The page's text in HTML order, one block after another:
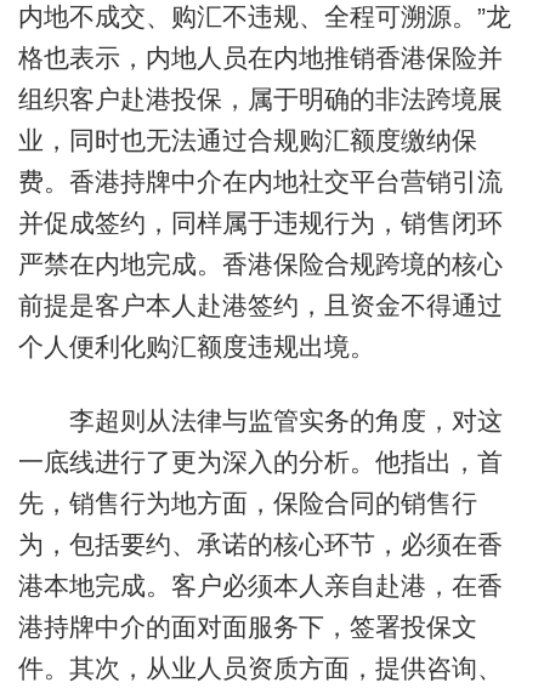
内地不成交、购汇不违规、全程可溯源。”龙
格也表示，内地人员在内地推销香港保险并
组织客户赴港投保，属于明确的非法跨境展
业，同时也无法通过合规购汇额度缴纳保
费。香港持牌中介在内地社交平台营销引流
并促成签约，同样属于违规行为，销售闭环
严禁在内地完成。香港保险合规跨境的核心
前提是客户本人赴港签约，且资金不得通过
个人便利化购汇额度违规出境。
李超则从法律与监管实务的角度，对这
一底线进行了更为深入的分析。他指出，首
先，销售行为地方面，保险合同的销售行
为，包括要约、承诺的核心环节，必须在香
港本地完成。客户必须本人亲自赴港，在香
港持牌中介的面对面服务下，签署投保文
件。其次，从业人员资质方面，提供咨询、